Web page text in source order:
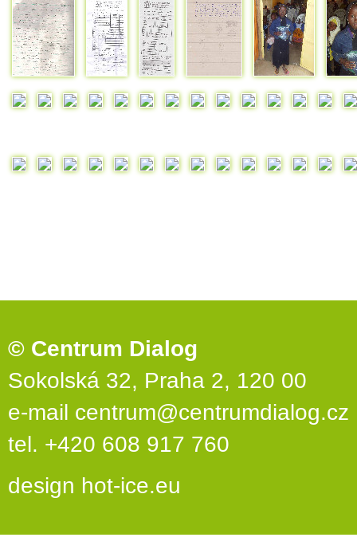
© Centrum Dialog
Sokolská 32, Praha 2, 120 00
e-mail centrum@centrumdialog.cz
tel. +420 608 917 760
design hot-ice.eu